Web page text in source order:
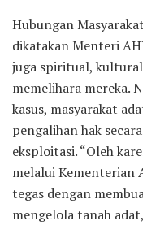
Hubungan
dikatakan Menteri
juga spiritual,
memelihara mereka.
kasus, masyarakat
pengalihan hak
eksploitasi. “Oleh
melalui Kementerian
tegas dengan
mengelola tanah